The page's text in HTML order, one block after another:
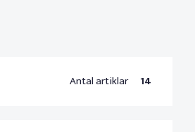
Antal artiklar 14